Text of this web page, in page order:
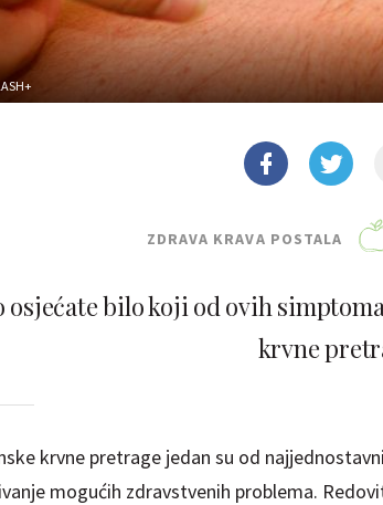
ZDRAVA KRAVA POSTALA
osjećate bilo koji od ovih
krvne
krvne pretrage jedan su od
mogućih zdravstvenih problema.